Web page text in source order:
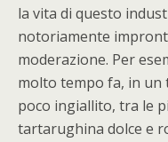
la vita di questo
notoriamente
moderazione. Per
molto tempo fa, in un
poco ingiallito, tra le
tartarughina dolce e